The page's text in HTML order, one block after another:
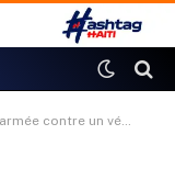
de l’ambassade américaine en Haïti